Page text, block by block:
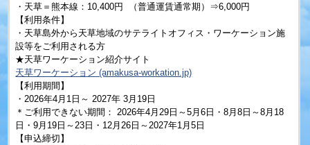
・天草＝熊本線：10,400円 （普通運賃通常期）⇒6,000円
【利用条件】
・天草島外から天草地域のサテライトオフィス・ワーケーション施
設等をご利用される方
★天草ワーケーション紹介サイト
天草ワーケーション (amakusa-workation.jp)
【利用期間】
・2026年4月1日～ 2027年 3月19日
＊ご利用できない期間： 2026年4月29日～5月6日・8月8日～8月18
日・9月19日～23日・12月26日～2027年1月5日
【申込締切】